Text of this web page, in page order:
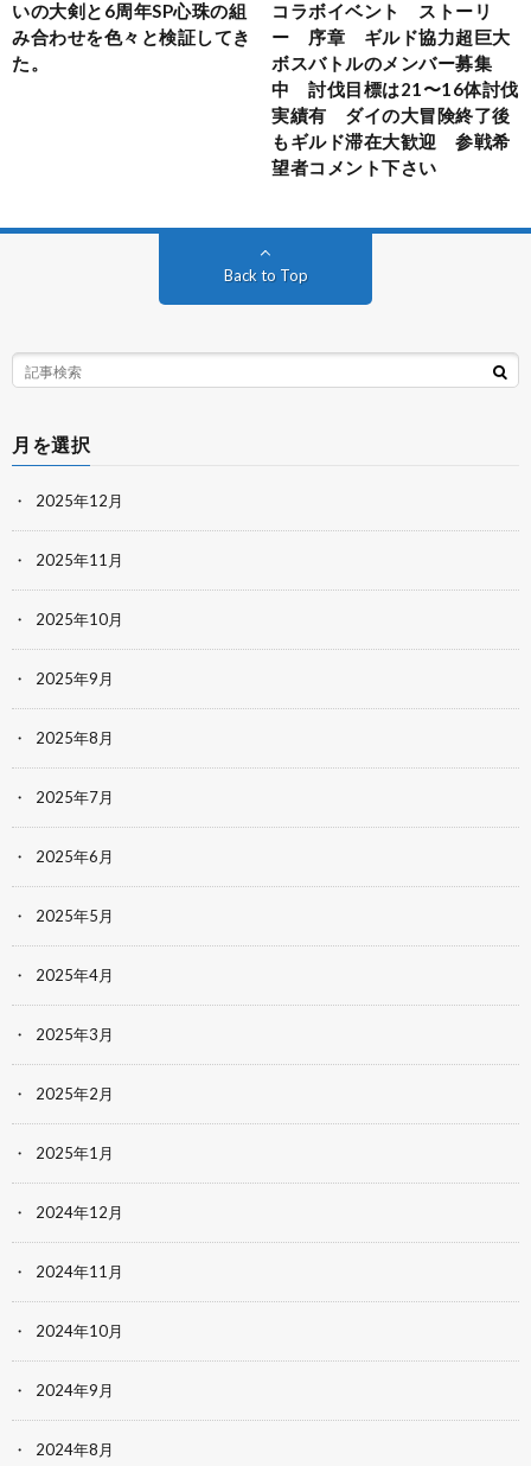
いの大剣と6周年SP心珠の組
み合わせを色々と検証してき
た。
コラボイベント ストーリ
ー 序章 ギルド協力超巨大
ボスバトルのメンバー募集
中 討伐目標は21〜16体討伐
実績有 ダイの大冒険終了後
もギルド滞在大歓迎 参戦希
望者コメント下さい
Back to Top
月を選択
2025年12月
2025年11月
2025年10月
2025年9月
2025年8月
2025年7月
2025年6月
2025年5月
2025年4月
2025年3月
2025年2月
2025年1月
2024年12月
2024年11月
2024年10月
2024年9月
2024年8月